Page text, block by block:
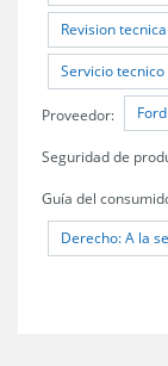
Revision
Servicio
Proveedor:
Seguridad de
Guía del
Derecho: A la